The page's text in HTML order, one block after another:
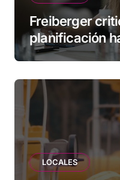
Freiberger
planificación
Municipio:
esperando”
LOCALES